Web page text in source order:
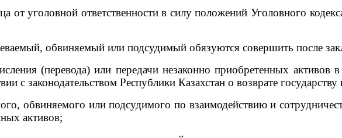
уголовной ответственности в силу положений Уголовного
обвиняемый или подсудимый обязуются совершить после
(перевода) или передачи незаконно приобретенных активов
с законодательством Республики Казахстан о возврате
обвиняемого или подсудимого по взаимодействию и
активов;